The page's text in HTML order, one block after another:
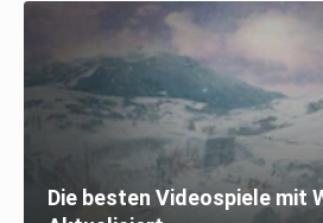
Die besten Videospiele mit